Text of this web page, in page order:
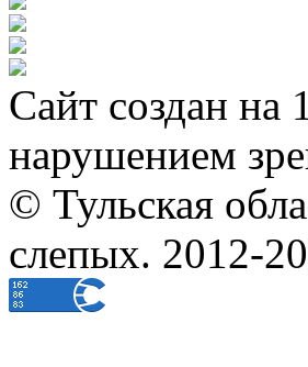
Сайт создан на
нарушением
© Тульская
слепых. 2012-